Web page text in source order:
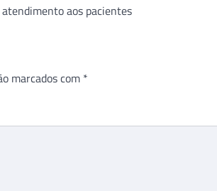
aos pacientes
marcados com *